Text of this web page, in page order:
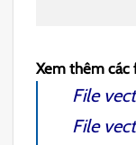
Xem thêm các
File
File